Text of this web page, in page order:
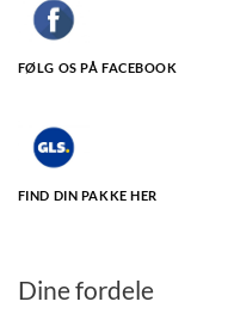
FØLG OS PÅ FACEBOOK
FIND DIN PAKKE HER
Dine fordele